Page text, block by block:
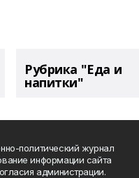
Рубрика "Еда и
напитки"
политический журнал
информации сайта
администрации.